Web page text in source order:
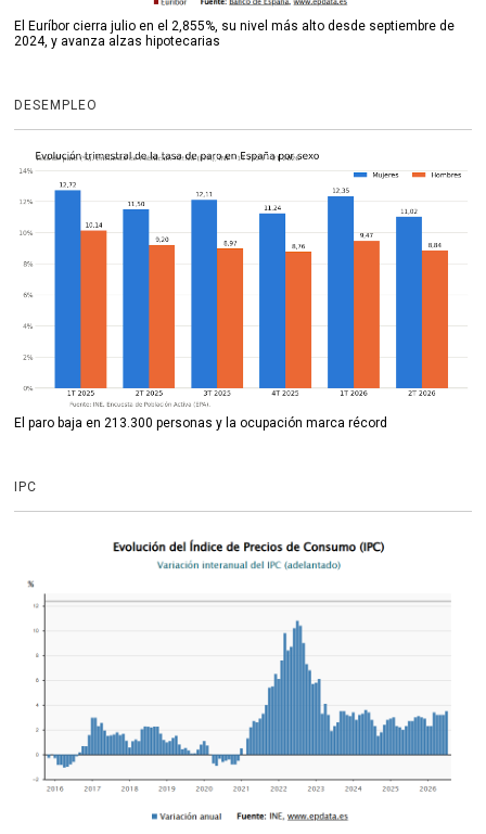
El Euríbor cierra julio en el 2,855%, su nivel más alto desde septiembre de
2024, y avanza alzas hipotecarias
DESEMPLEO
El paro baja en 213.300 personas y la ocupación marca récord
IPC